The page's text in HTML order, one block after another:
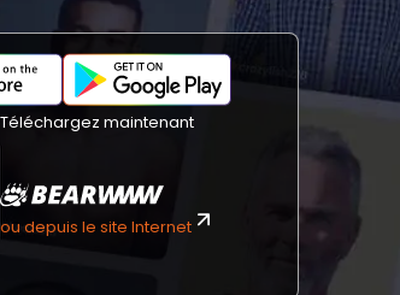
Téléchargez maintenant
ou depuis le site Internet